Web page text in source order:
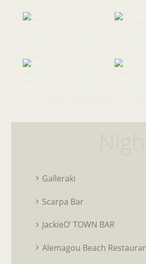
Galleraki
Scarpa Bar
JackieO’ TOWN BAR
Alemagou Beach